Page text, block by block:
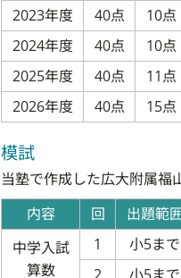
2023年度
40点 10点
2024年度
40点 10点
2025年度
40点 11点
2026年度
40点 15点
模試
当塾で作成した広大附属福
内容
回 出題範
中学入試
算数
1 小5まで